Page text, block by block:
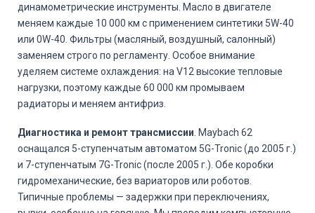
динамометрические инструменты. Масло в двигателе
меняем каждые 10 000 км с применением синтетики 5W-40
или 0W-40. Фильтры (масляный, воздушный, салонный)
заменяем строго по регламенту. Особое внимание
уделяем системе охлаждения: на V12 высокие тепловые
нагрузки, поэтому каждые 60 000 км промываем
радиаторы и меняем антифриз.
Диагностика и ремонт трансмиссии . Maybach 62
оснащался 5-ступенчатым автоматом 5G-Tronic (до 2005 г.)
и 7-ступенчатым 7G-Tronic (после 2005 г.). Обе коробки
гидромеханические, без вариаторов или роботов.
Типичные проблемы — задержки при переключениях,